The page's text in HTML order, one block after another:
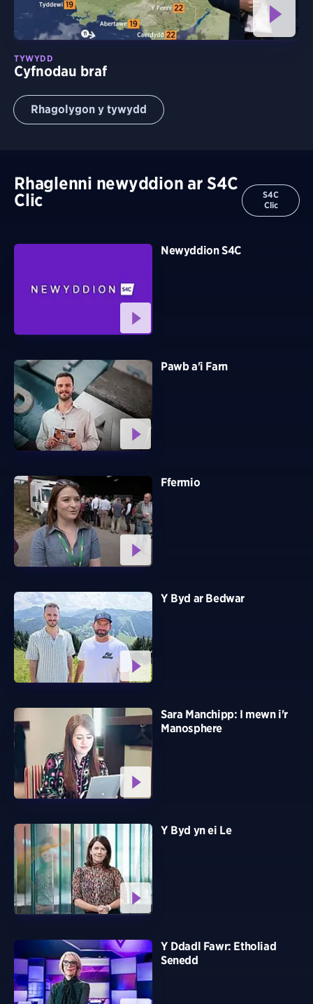
TYWYDD
Cyfnodau braf
Rhagolygon y tywydd
Rhaglenni newyddion ar S4C
Clic
S4C
Clic
Newyddion S4C
Pawb a'i Farn
Ffermio
Y Byd ar Bedwar
Sara Manchipp: I mewn i'r
Manosphere
Y Byd yn ei Le
Y Ddadl Fawr: Etholiad
Senedd